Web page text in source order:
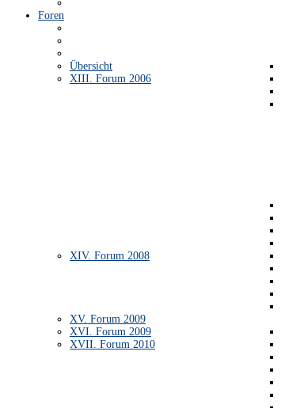
Foren
Übersicht
XIII. Forum 2006
XIV. Forum 2008
XV. Forum 2009
XVI. Forum 2009
XVII. Forum 2010